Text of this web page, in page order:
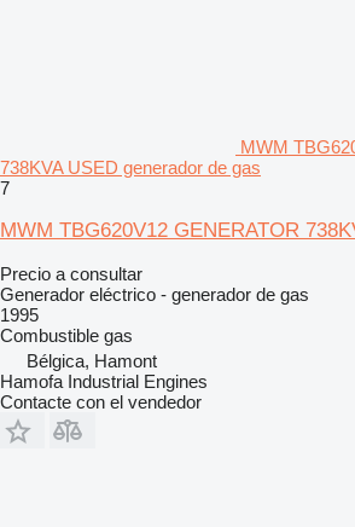
MWM
738KVA USED generador de gas
7
MWM TBG620V12 GENERATOR
Precio a consultar
Generador eléctrico - generador de gas
1995
Combustible gas
Bélgica, Hamont
Hamofa Industrial Engines
Contacte con el vendedor